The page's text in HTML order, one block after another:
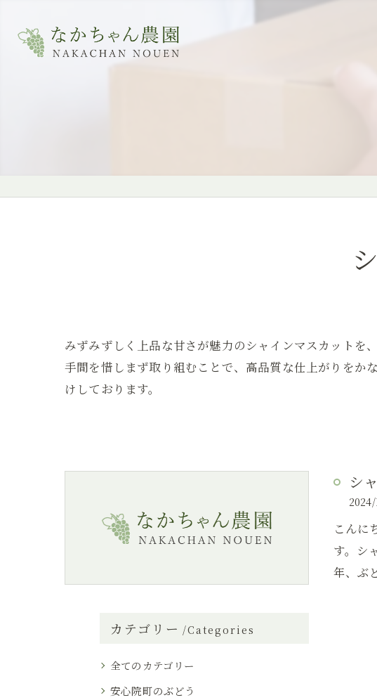
みずみずしく上品な甘さが魅力のシャインマスカットを
手間を惜しまず取り組むことで、高品質な仕上がりをか
けしております。
シ
こんに
す。シ
年、ぶ
カテゴリー Categories
全てのカテゴリー
安心院町のぶどう